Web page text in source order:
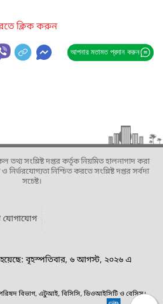
ক্লিক করুন
আপনার মতামত প্রদান করুন
সংশ্লিষ্ট দপ্তর কর্তৃক নিয়মিত হালনাগাদ করা
নির্ভরযোগ্যতা নিশ্চিত করতে সংশ্লিষ্ট দপ্তর সর্বদা
সচেষ্ট।
যোগাযোগ
হয়েছে: বৃহস্পতিবার, ৬ আগস্ট, ২০২৬ এ
বিভাগ, এটুআই, বিসিসি, ডিওআইসিটি ও বেসিস।